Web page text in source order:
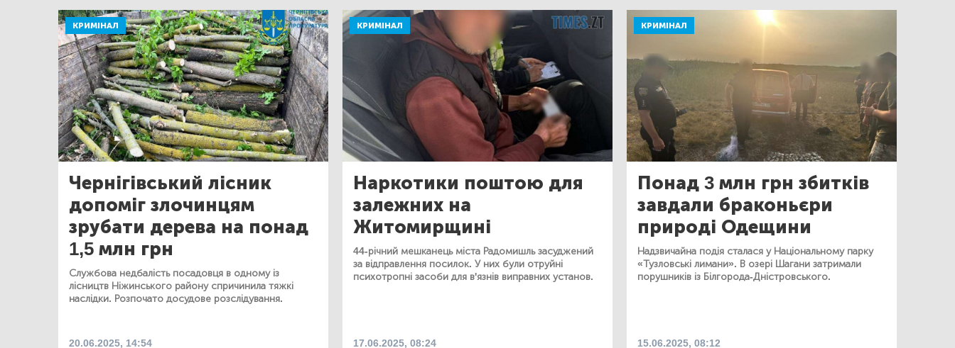
КРИМІНАЛ
Чернігівський лісник
допоміг злочинцям
зрубати дерева на понад
1,5 млн грн
Службова недбалість посадовця в одному із
лісництв Ніжинського району спричинила тяжкі
наслідки. Розпочато досудове розслідування.
20.06.2025, 14:54
КРИМІНАЛ
Наркотики поштою для
залежних на
Житомирщині
44-річний мешканець міста Радомишль засуджений
за відправлення посилок. У них були отруйні
психотропні засоби для в'язнів виправних установ.
17.06.2025, 08:24
КРИМІНАЛ
Понад 3 млн грн збитків
завдали браконьєри
природі Одещини
Надзвичайна подія сталася у Національному парку
«Тузловські лимани». В озері Шагани затримали
порушників із Білгорода-Дністровського.
15.06.2025, 08:12